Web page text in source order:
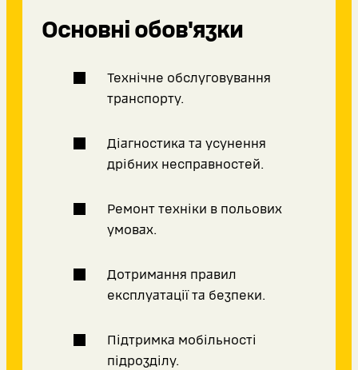
Основні обов'язки
Технічне обслуговування
транспорту.
Діагностика та усунення
дрібних несправностей.
Ремонт техніки в польових
умовах.
Дотримання правил
експлуатації та безпеки.
Підтримка мобільності
підрозділу.